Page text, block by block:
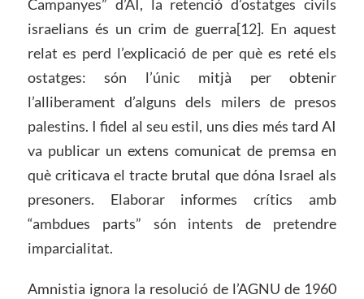
Campanyes” d’AI, la retenció d’ostatges civils
israelians és un crim de guerra[12]. En aquest
relat es perd l’explicació de per què es reté els
ostatges: són l’únic mitjà per obtenir
l’alliberament d’alguns dels milers de presos
palestins. I fidel al seu estil, uns dies més tard AI
va publicar un extens comunicat de premsa en
què criticava el tracte brutal que dóna Israel als
presoners. Elaborar informes crítics amb
“ambdues parts” són intents de pretendre
imparcialitat.
Amnistia ignora la resolució de l’AGNU de 1960